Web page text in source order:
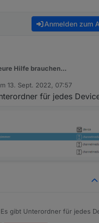
Anmelden zum
Hilfe brauchen...
Sonos-Adapter mit mehr als
gebrauchen. Für mich wäre in
wie die Geräte getrennt sind
einen
13. Sept. 2022, 07:57
von
für jedes
Es gibt Unterordner für jedes